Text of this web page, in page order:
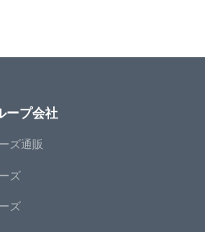
ープ会社
ズ通販
ズ
ズ